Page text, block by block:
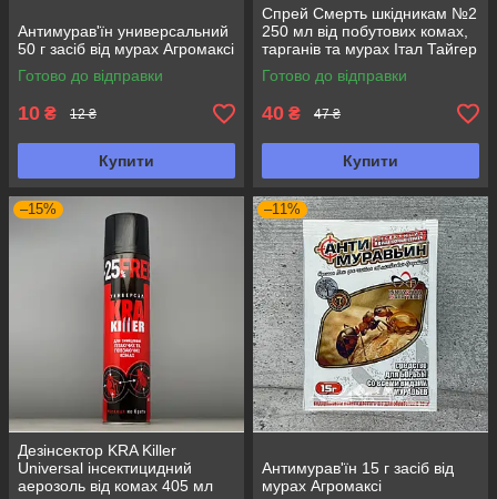
Антимурав'їн универсальний
50 г засіб від мурах Агромаксі
Готово до відправки
10 ₴ 12 ₴
Купити
Спрей Смерть шкідникам №2
250 мл від побутових комах,
тарганів та мурах Італ Тайгер
Готово до відправки
40 ₴ 47 ₴
Купити
–15%
Дезінсектор KRA Killer
Universal інсектицидний
аерозоль від комах 405 мл
–11%
Антимурав'їн 15 г засіб від
мурах Агромаксі